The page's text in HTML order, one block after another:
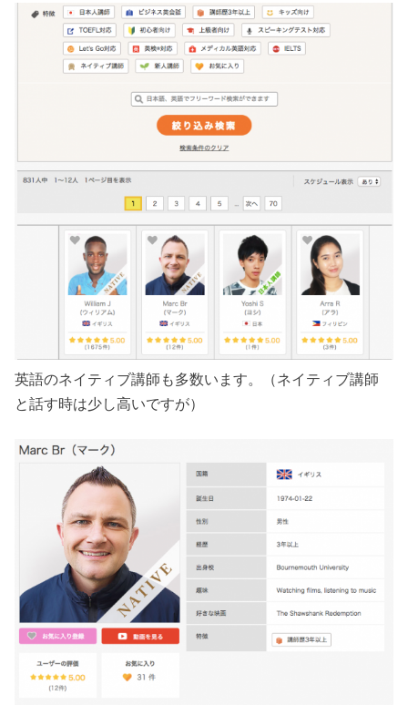
英語のネイティブ講師も多数います。（ネイティブ講師
と話す時は少し高いですが）